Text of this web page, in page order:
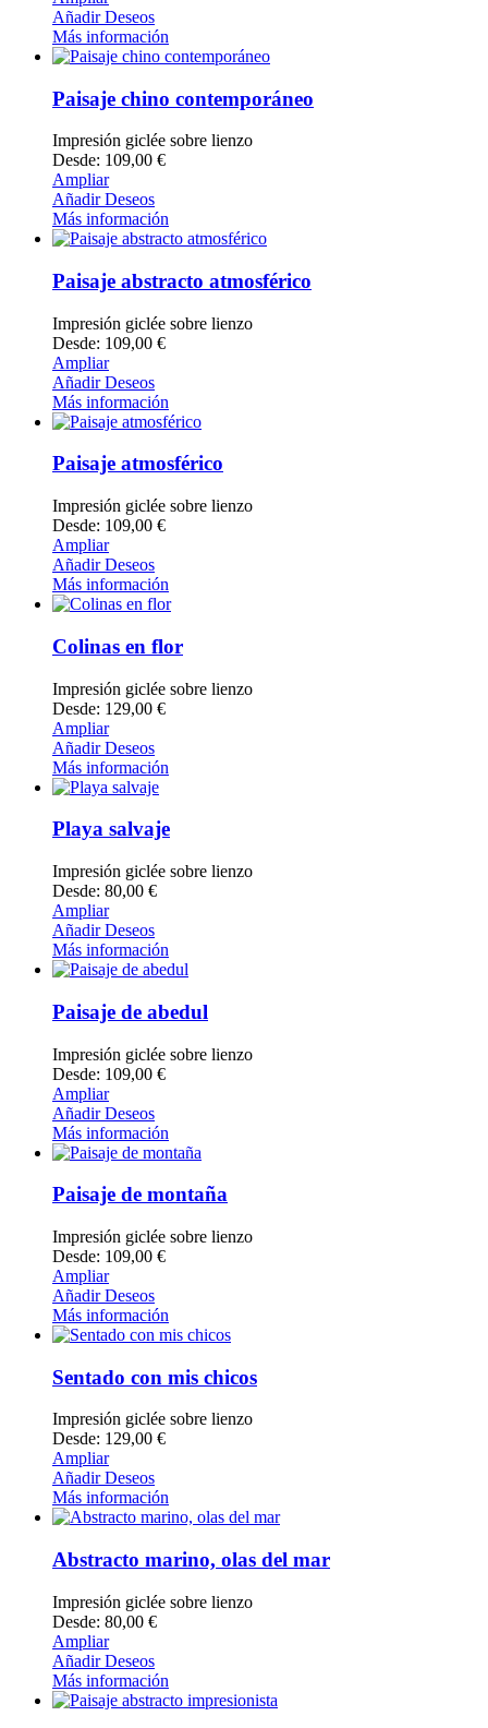
Añadir Deseos
Más información
Paisaje chino contemporáneo
Impresión giclée sobre lienzo
Desde: 109,00 €
Ampliar
Añadir Deseos
Más información
Paisaje abstracto atmosférico
Impresión giclée sobre lienzo
Desde: 109,00 €
Ampliar
Añadir Deseos
Más información
Paisaje atmosférico
Impresión giclée sobre lienzo
Desde: 109,00 €
Ampliar
Añadir Deseos
Más información
Colinas en flor
Impresión giclée sobre lienzo
Desde: 129,00 €
Ampliar
Añadir Deseos
Más información
Playa salvaje
Impresión giclée sobre lienzo
Desde: 80,00 €
Ampliar
Añadir Deseos
Más información
Paisaje de abedul
Impresión giclée sobre lienzo
Desde: 109,00 €
Ampliar
Añadir Deseos
Más información
Paisaje de montaña
Impresión giclée sobre lienzo
Desde: 109,00 €
Ampliar
Añadir Deseos
Más información
Sentado con mis chicos
Impresión giclée sobre lienzo
Desde: 129,00 €
Ampliar
Añadir Deseos
Más información
Abstracto marino, olas del mar
Impresión giclée sobre lienzo
Desde: 80,00 €
Ampliar
Añadir Deseos
Más información